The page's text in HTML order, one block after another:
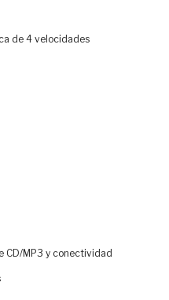
de 4 velocidades
CD/MP3 y conectividad